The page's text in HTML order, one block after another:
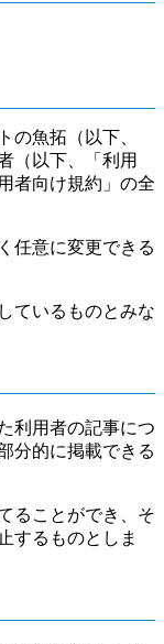
の魚拓（以下、
（以下、「利用
者向け規約」の全
任意に変更できる
ているものとみな
利用者の記事につ
分的に掲載できる
ることができ、そ
するものとしま